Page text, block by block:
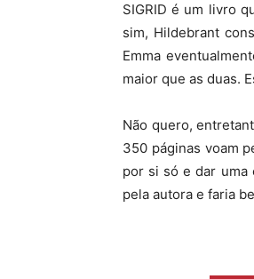
SIGRID é um livro
sim, Hildebrant
Emma
maior que as duas.
Não quero,
350 páginas voam
por si só e dar uma
pela autora e faria